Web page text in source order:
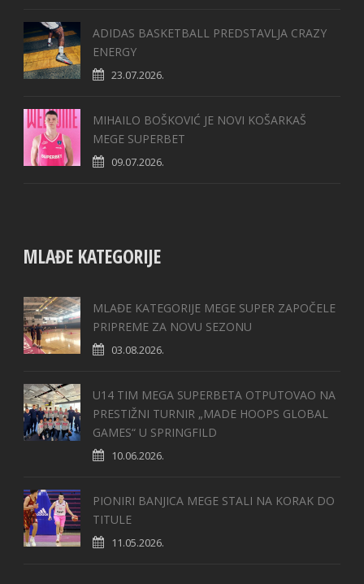
ADIDAS BASKETBALL PREDSTAVLJA CRAZY
ENERGY
23.07.2026.
MIHAILO BOŠKOVIĆ JE NOVI KOŠARKAŠ
MEGE SUPERBET
09.07.2026.
MLAĐE KATEGORIJE
MLAĐE KATEGORIJE MEGE SUPER ZAPOČELE
PRIPREME ZA NOVU SEZONU
03.08.2026.
U14 TIM MEGA SUPERBETA OTPUTOVAO NA
PRESTIŽNI TURNIR „MADE HOOPS GLOBAL
GAMES“ U SPRINGFILD
10.06.2026.
PIONIRI BANJICA MEGE STALI NA KORAK DO
TITULE
11.05.2026.